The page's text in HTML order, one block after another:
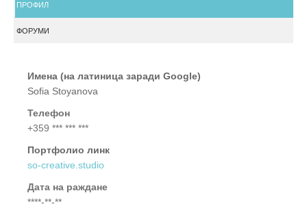
ПРОФИЛ
ФОРУМИ
Имена (на латиница заради Google)
Sofia Stoyanova
Телефон
+359 *** *** ***
Портфолио линк
so-creative.studio
Дата на раждане
****-**-**